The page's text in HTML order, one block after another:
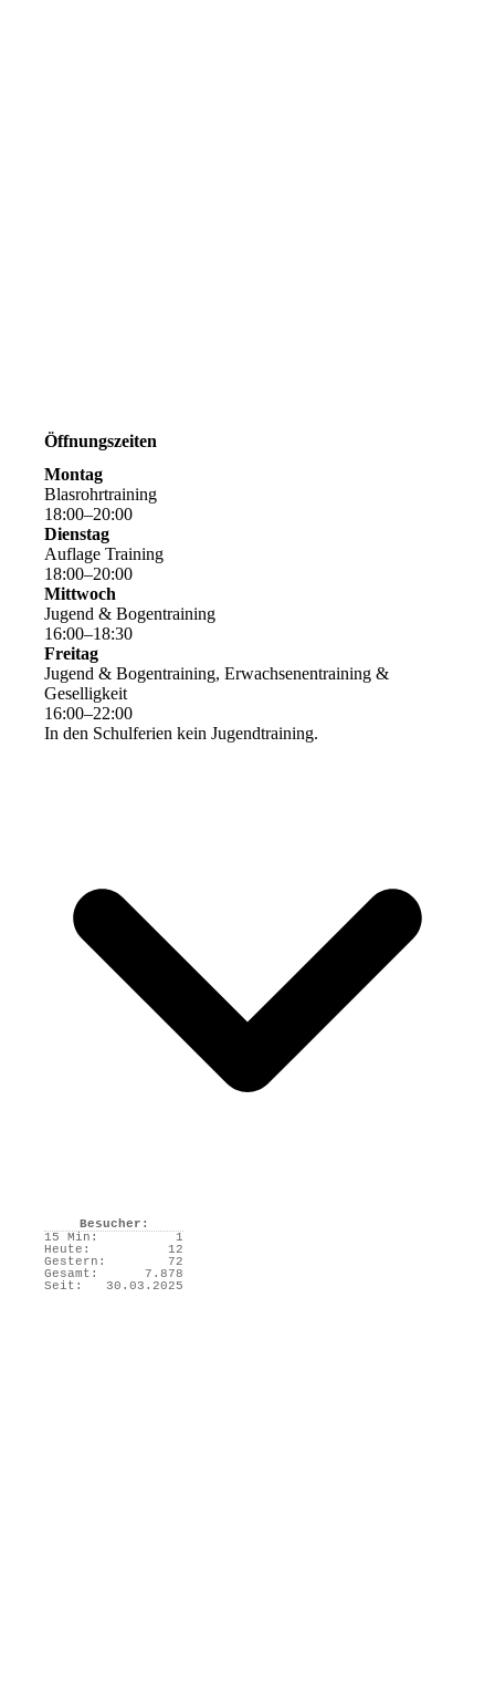
Öffnungszeiten
Montag
Blasrohrtraining
18:00–20:00
Dienstag
Auflage Training
18:00–20:00
Mittwoch
Jugend & Bogentraining
16:00–18:30
Freitag
Jugend & Bogentraining, Erwachsenentraining &
Geselligkeit
16:00–22:00
In den Schulferien kein Jugendtraining.